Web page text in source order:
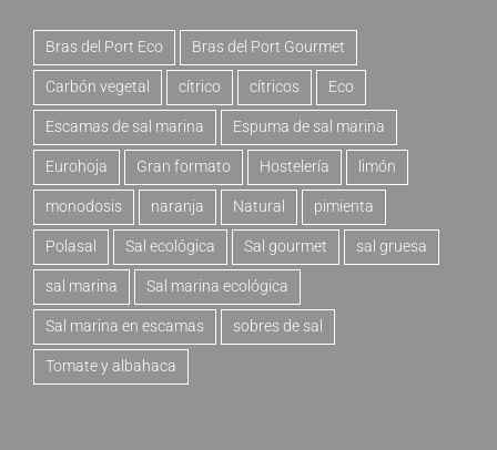
Bras del Port Eco Bras del Port Gourmet
Carbón vegetal cítrico cítricos Eco
Escamas de sal marina Espuma de sal marina
Eurohoja Gran formato Hostelería limón
monodosis naranja Natural pimienta
Polasal Sal ecológica Sal gourmet sal gruesa
sal marina Sal marina ecológica
Sal marina en escamas sobres de sal
Tomate y albahaca